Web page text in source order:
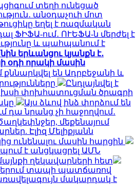
տեղի ունեցած
անօդաչուի մոտ
եղել է ռազմական
ՖԻՖԱ-ում․ ՈՒԵՖԱ-ն մերժել է
և պահպանում է
երևանցու կյանքն է․
օդի որակի մասին
քննարկվել են Ադրբեջանի և
Ընդլայնվել է
փոխհատուցման ծրագրի
Այս ձևով ինձ փորձում են
դա նրանց չի հաջողվում․
մեքենայում
Էլիզ Մելիքյանն
ունենալու մասին հարցին
է անցկացրել ԱՄՆ
ղեկավարների հետ
տապի պատճառով
մակարդակ է